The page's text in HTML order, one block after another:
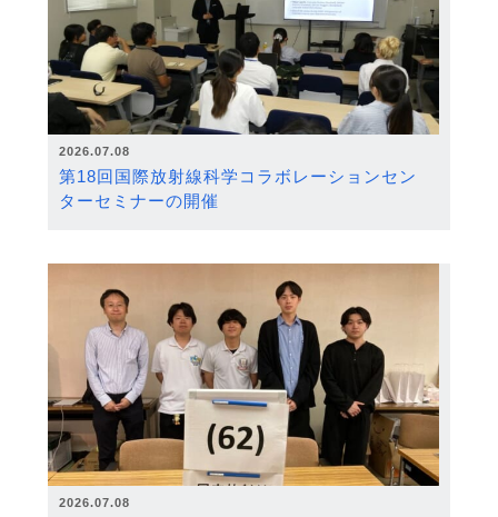
2026.07.08
第18回国際放射線科学コラボレーションセン
ターセミナーの開催
2026.07.08